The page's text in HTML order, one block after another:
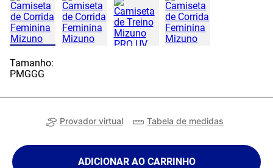
Tamanho:
PMGGG
Provador virtual Tabela de medidas
ADICIONAR AO CARRINHO